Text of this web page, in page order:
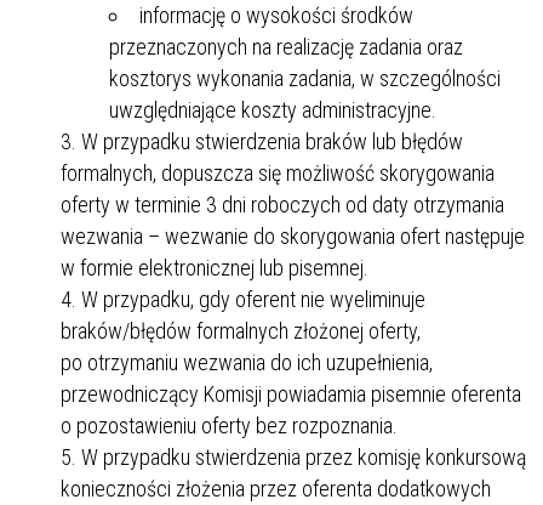
informację o wysokości środków
przeznaczonych na realizację zadania oraz
kosztorys wykonania zadania, w szczególności
uwzględniające koszty administracyjne.
W przypadku stwierdzenia braków lub błędów
formalnych, dopuszcza się możliwość skorygowania
oferty w terminie 3 dni roboczych od daty otrzymania
wezwania – wezwanie do skorygowania ofert następuje
w formie elektronicznej lub pisemnej.
W przypadku, gdy oferent nie wyeliminuje
braków/błędów formalnych złożonej oferty,
po otrzymaniu wezwania do ich uzupełnienia,
przewodniczący Komisji powiadamia pisemnie oferenta
o pozostawieniu oferty bez rozpoznania.
W przypadku stwierdzenia przez komisję konkursową
konieczności złożenia przez oferenta dodatkowych